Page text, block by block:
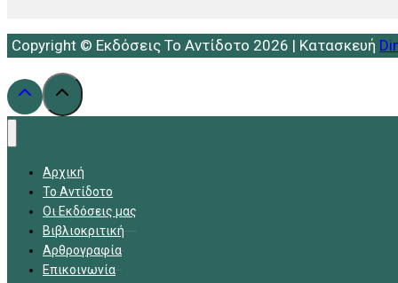
Copyright © Εκδόσεις Το Αντίδοτο 2026 | Κατασκευή
Αρχική
Το Αντίδοτο
Οι Εκδόσεις μας
Βιβλιοκριτική
Αρθρογραφία
Επικοινωνία